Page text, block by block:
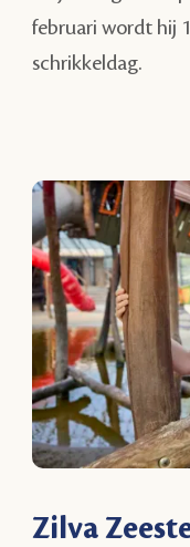
februari wordt hij
schrikkeldag.
Zilva